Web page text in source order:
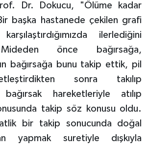
Dr. Dokucu, "Ölüme kadar
başka hastanede çekilen grafi
ilerlediğini
önce bağırsağa,
bağırsağa bunu takip ettik, pil
sonra takılıp
bağırsak hareketleriyle atılıp
takip söz konusu oldu.
bir takip sonucunda doğal
yapmak suretiyle dışkıyla